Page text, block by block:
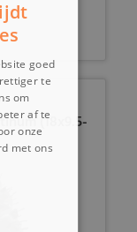
(18x9.5-
goed
te
om
af te
onze
met ons